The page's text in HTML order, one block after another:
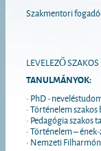
Szakmentori
LEVELEZŐ
TANULMÁNYOK:
• PhD -
• Történelem
• Pedagógia szakos
• Történelem –
• Nemzeti